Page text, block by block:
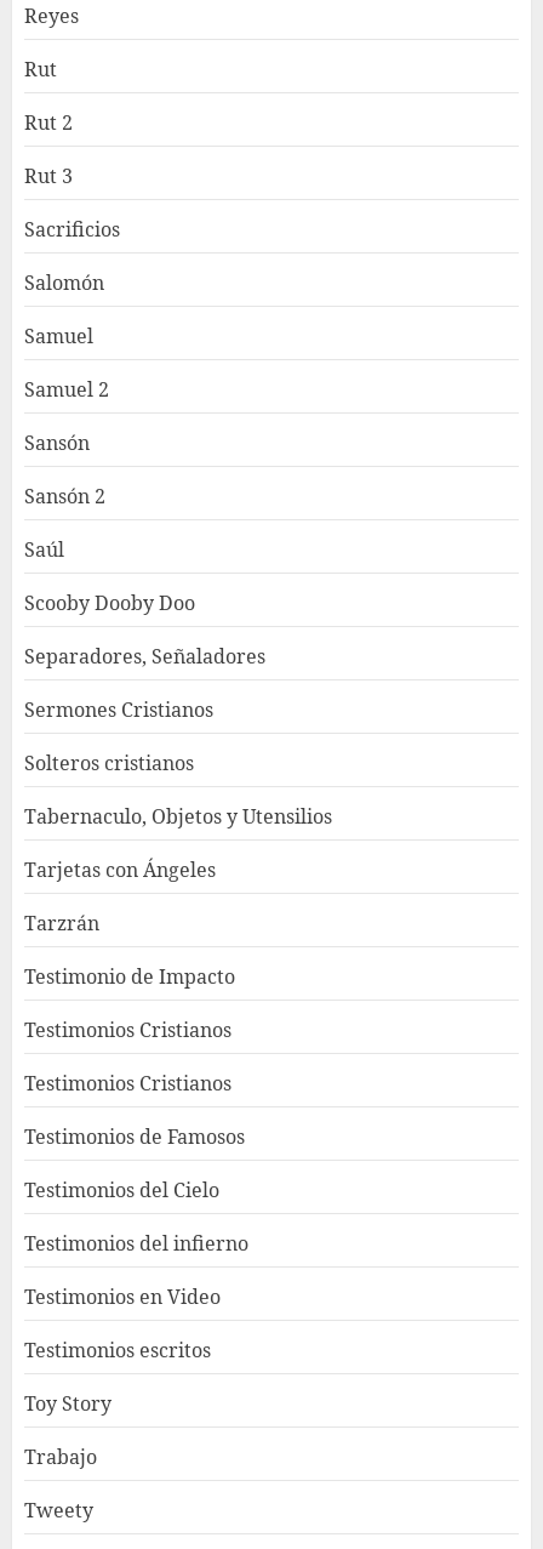
Reyes
Rut
Rut 2
Rut 3
Sacrificios
Salomón
Samuel
Samuel 2
Sansón
Sansón 2
Saúl
Scooby Dooby Doo
Separadores, Señaladores
Sermones Cristianos
Solteros cristianos
Tabernaculo, Objetos y Utensilios
Tarjetas con Ángeles
Tarzrán
Testimonio de Impacto
Testimonios Cristianos
Testimonios Cristianos
Testimonios de Famosos
Testimonios del Cielo
Testimonios del infierno
Testimonios en Video
Testimonios escritos
Toy Story
Trabajo
Tweety